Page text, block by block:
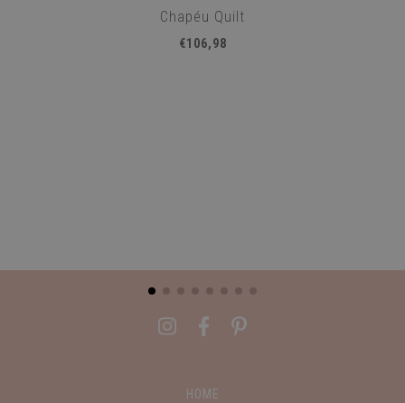
Chapéu Quilt
€106,98
HOME